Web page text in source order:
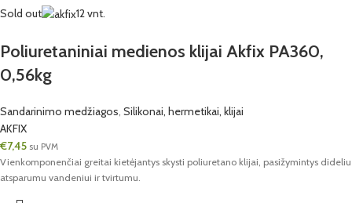
Sold out 12 vnt.
Poliuretaniniai medienos klijai Akfix PA360,
0,56kg
Sandarinimo medžiagos, Silikonai, hermetikai, klijai
AKFIX
€7,45 su PVM
Vienkomponenčiai greitai kietėjantys skysti poliuretano klijai, pasižymintys dideliu
atsparumu vandeniui ir tvirtumu.